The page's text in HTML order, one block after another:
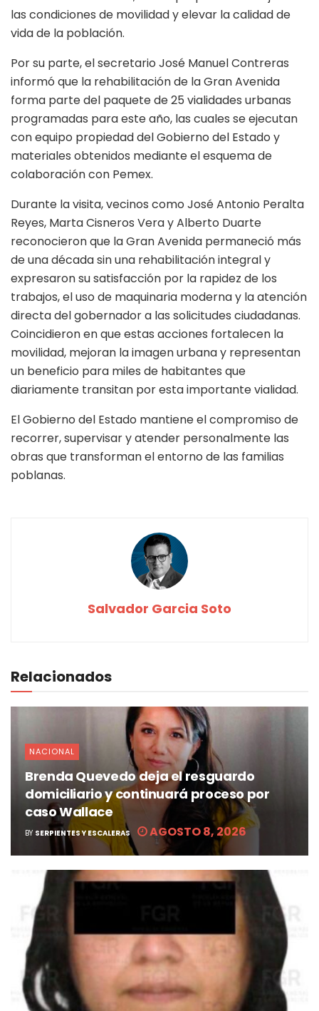
las condiciones de movilidad y elevar la calidad de
vida de la población.
Por su parte, el secretario José Manuel Contreras
informó que la rehabilitación de la Gran Avenida
forma parte del paquete de 25 vialidades urbanas
programadas para este año, las cuales se ejecutan
con equipo propiedad del Gobierno del Estado y
materiales obtenidos mediante el esquema de
colaboración con Pemex.
Durante la visita, vecinos como José Antonio Peralta
Reyes, Marta Cisneros Vera y Alberto Duarte
reconocieron que la Gran Avenida permaneció más
de una década sin una rehabilitación integral y
expresaron su satisfacción por la rapidez de los
trabajos, el uso de maquinaria moderna y la atención
directa del gobernador a las solicitudes ciudadanas.
Coincidieron en que estas acciones fortalecen la
movilidad, mejoran la imagen urbana y representan
un beneficio para miles de habitantes que
diariamente transitan por esta importante vialidad.
El Gobierno del Estado mantiene el compromiso de
recorrer, supervisar y atender personalmente las
obras que transforman el entorno de las familias
poblanas.
Salvador Garcia Soto
Relacionados
NACIONAL
Brenda Quevedo deja el resguardo
domiciliario y continuará proceso por
caso Wallace
BY SERPIENTES Y ESCALERAS AGOSTO 8, 2026